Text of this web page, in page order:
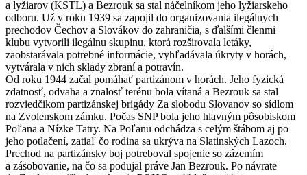
a lyžiarov (KSTL) a Bezrouk sa stal náčelníkom jeho lyžiarskeho
odboru. Už v roku 1939 sa zapojil do organizovania ilegálnych
prechodov Čechov a Slovákov do zahraničia, s ďalšími členmi
klubu vytvorili ilegálnu skupinu, ktorá rozširovala letáky,
zaobstarávala potrebné informácie, vyhľadávala úkryty v horách,
vytvárala v nich sklady zbraní a potravín.
Od roku 1944 začal pomáhať partizánom v horách. Jeho fyzická
zdatnosť, odvaha a znalosť terénu bola vítaná a Bezrouk sa stal
rozviedčikom partizánskej brigády Za slobodu Slovanov so sídlom
na Zvolenskom zámku. Počas SNP bola jeho hlavným pôsobiskom
Poľana a Nízke Tatry. Na Poľanu odchádza s celým štábom aj po
jeho potlačení, zatiaľ čo rodina sa ukrýva na Slatinských Lazoch.
Prechod na partizánsky boj potreboval spojenie so zázemím
a zásobovanie, na čo sa podujal práve Jan Bezrouk. Po návrate